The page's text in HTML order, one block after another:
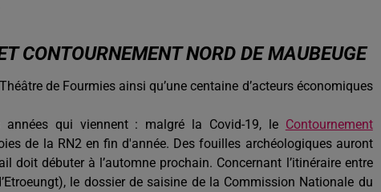
CONTOURNEMENT NORD DE MAUBEUGE
de Fourmies ainsi qu’une centaine d’acteurs économiques
qui viennent : malgré la Covid-19, le Contournement
de la RN2 en fin d'année. Des fouilles archéologiques auront
débuter à l’automne prochain. Concernant l’itinéraire entre
le dossier de saisine de la Commission Nationale du